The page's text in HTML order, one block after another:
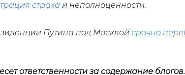
страха и неполноценности.
Путина под Москвой срочно
ответственности за содержание